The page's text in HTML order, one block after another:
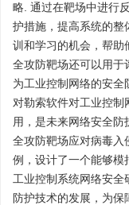
略. 通过在靶场中进行
护措施，提高系统的整
训和学习的机会，帮助
全攻防靶场还可以用于
为工业控制网络的安
对勒索软件对工业控
用，是未来网络安全
全攻防靶场应对病毒入
例，设计了一个能够模
工业控制系统网络安
防护技术的发展，为保